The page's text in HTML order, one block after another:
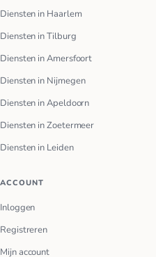
Diensten in Haarlem
Diensten in Tilburg
Diensten in Amersfoort
Diensten in Nijmegen
Diensten in Apeldoorn
Diensten in Zoetermeer
Diensten in Leiden
ACCOUNT
Inloggen
Registreren
Mijn account